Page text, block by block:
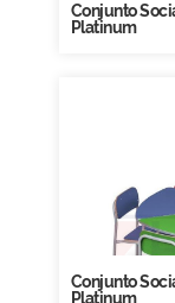
Conjunto
Platinum
Conjunto
Platinum